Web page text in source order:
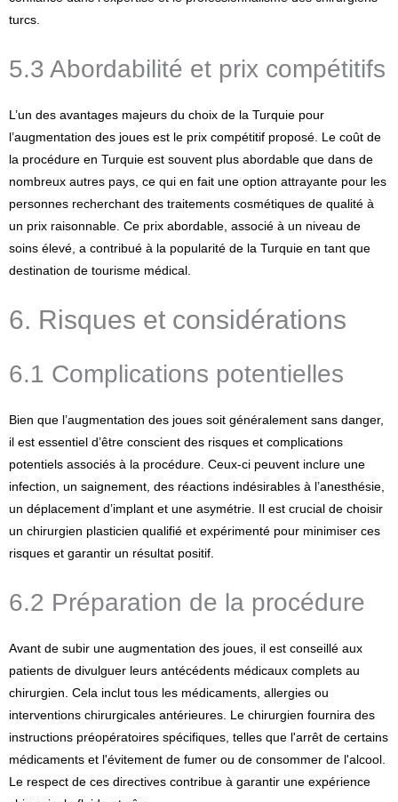
turcs.
5.3 Abordabilité et prix compétitifs
L’un des avantages majeurs du choix de la Turquie pour
l’augmentation des joues est le prix compétitif proposé. Le coût de
la procédure en Turquie est souvent plus abordable que dans de
nombreux autres pays, ce qui en fait une option attrayante pour les
personnes recherchant des traitements cosmétiques de qualité à
un prix raisonnable. Ce prix abordable, associé à un niveau de
soins élevé, a contribué à la popularité de la Turquie en tant que
destination de tourisme médical.
6. Risques et considérations
6.1 Complications potentielles
Bien que l’augmentation des joues soit généralement sans danger,
il est essentiel d’être conscient des risques et complications
potentiels associés à la procédure. Ceux-ci peuvent inclure une
infection, un saignement, des réactions indésirables à l’anesthésie,
un déplacement d’implant et une asymétrie. Il est crucial de choisir
un chirurgien plasticien qualifié et expérimenté pour minimiser ces
risques et garantir un résultat positif.
6.2 Préparation de la procédure
Avant de subir une augmentation des joues, il est conseillé aux
patients de divulguer leurs antécédents médicaux complets au
chirurgien. Cela inclut tous les médicaments, allergies ou
interventions chirurgicales antérieures. Le chirurgien fournira des
instructions préopératoires spécifiques, telles que l'arrêt de certains
médicaments et l'évitement de fumer ou de consommer de l'alcool.
Le respect de ces directives contribue à garantir une expérience